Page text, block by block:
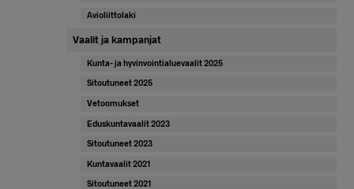
Avioliittolaki
Vaalit ja kampanjat
Kunta- ja hyvinvointialuevaalit 2025
Sitoutuneet 2025
Vetoomukset
Eduskuntavaalit 2023
Sitoutuneet 2023
Kuntavaalit 2021
Sitoutuneet 2021